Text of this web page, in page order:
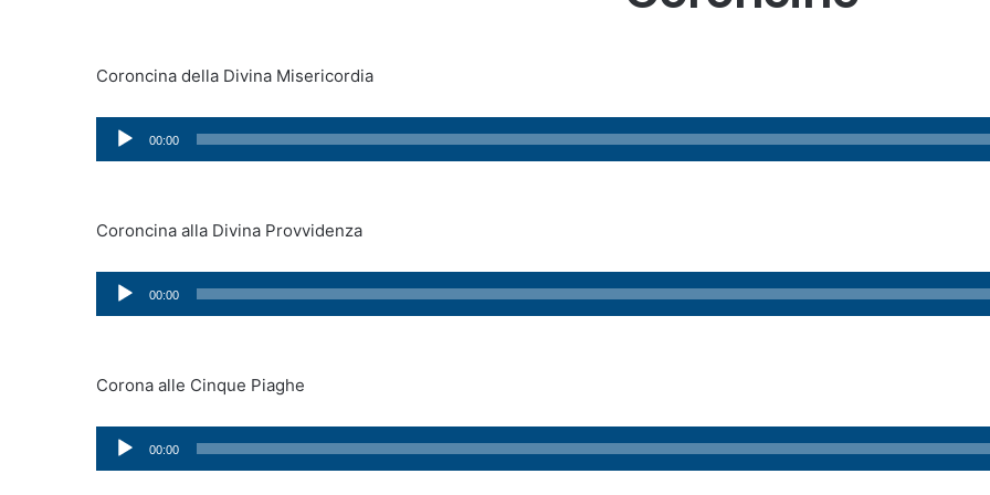
Coroncina della Divina Misericordia
Audio
Player
00:00
Coroncina alla Divina Provvidenza
Audio
Player
00:00
Corona alle Cinque Piaghe
Audio
Player
00:00